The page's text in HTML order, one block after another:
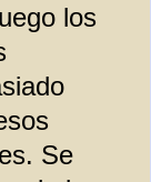
los
Se